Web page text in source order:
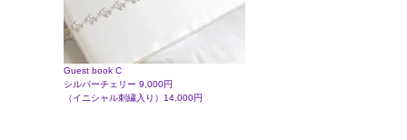
Guest book C
シルバーチェリー 9,000円
（イニシャル刺繍入り）14,000円